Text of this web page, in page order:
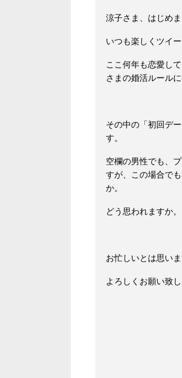
涼子さま、はじめ
いつも楽しくツイ
ここ何年も恋愛し
さまの婚活ルール
その中の「初回デ
す。
空欄の男性でも、
すが、この場合で
か。
どう思われますか。
お忙しいとは思い
よろしく お願い致し